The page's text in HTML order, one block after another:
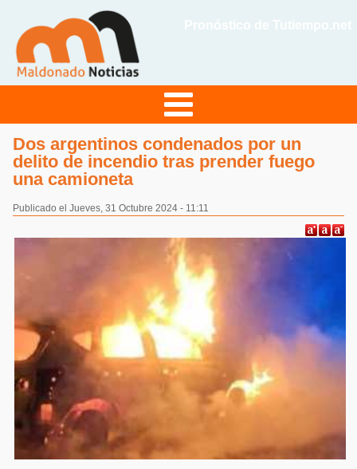
Dos argentinos condenados por un
delito de incendio tras prender fuego
una camioneta
Publicado el Jueves, 31 Octubre 2024 - 11:11